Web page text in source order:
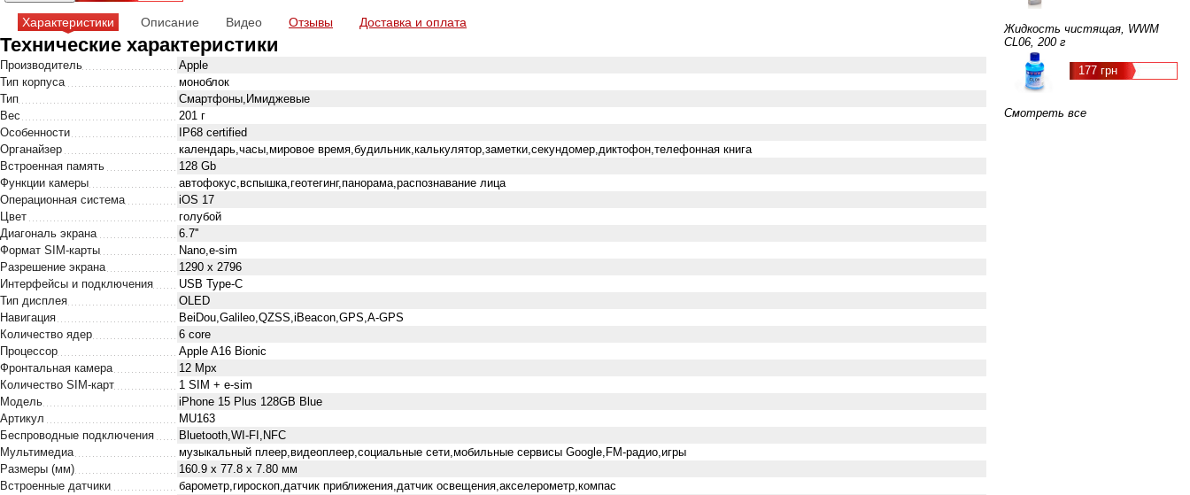
Характеристики Описание Видео Отзывы Доставка и оплата
Технические характеристики
Производитель
Apple
Тип корпуса
моноблок
Тип
Смартфоны,Имиджевые
Вес
201 г
Особенности
IP68 certified
Органайзер
календарь,часы,мировое время,будильник,калькулятор,заметки,секундомер,диктофон,телефонная книга
Встроенная память
128 Gb
Функции камеры
автофокус,вспышка,геотегинг,панорама,распознавание лица
Операционная система
iOS 17
Цвет
голубой
Диагональ экрана
6.7''
Формат SIM-карты
Nano,e-sim
Разрешение экрана
1290 х 2796
Интерфейсы и подключения
USB Type-C
Тип дисплея
OLED
Навигация
BeiDou,Galileo,QZSS,iBeacon,GPS,A-GPS
Количество ядер
6 core
Процессор
Apple A16 Bionic
Фронтальная камера
12 Mpx
Количество SIM-карт
1 SIM + e-sim
Модель
iPhone 15 Plus 128GB Blue
Артикул
MU163
Беспроводные подключения
Bluetooth,WI-FI,NFC
Мультимедиа
музыкальный плеер,видеоплеер,социальные сети,мобильные сервисы Google,FM-радио,игры
Размеры (мм)
160.9 x 77.8 x 7.80 мм
Встроенные датчики
барометр,гироскоп,датчик приближения,датчик освещения,акселерометр,компас
Жидкость чистящая, WWM
CL06, 200 г
177 грн
Смотреть все